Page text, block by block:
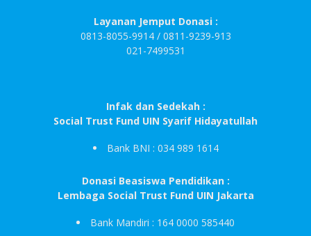
Layanan Jemput Donasi :
0813-8055-9914 / 0811-9239-913
021-7499531
Infak dan Sedekah :
Social Trust Fund UIN Syarif Hidayatullah
Bank BNI : 034 989 1614
Donasi Beasiswa Pendidikan :
Lembaga Social Trust Fund UIN Jakarta
Bank Mandiri : 164 0000 585440